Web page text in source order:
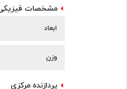
مشخصات
ابعاد
وزن
پردازنده مرکزی